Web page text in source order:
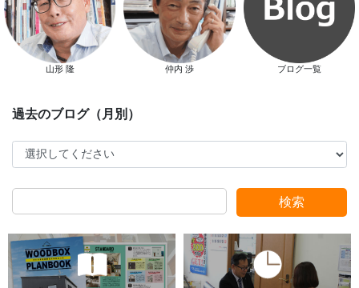
スマートハウス 完成見学会開催
新春特別キャンペーン
山形 隆 仲内 渉 ブログ一覧
検索